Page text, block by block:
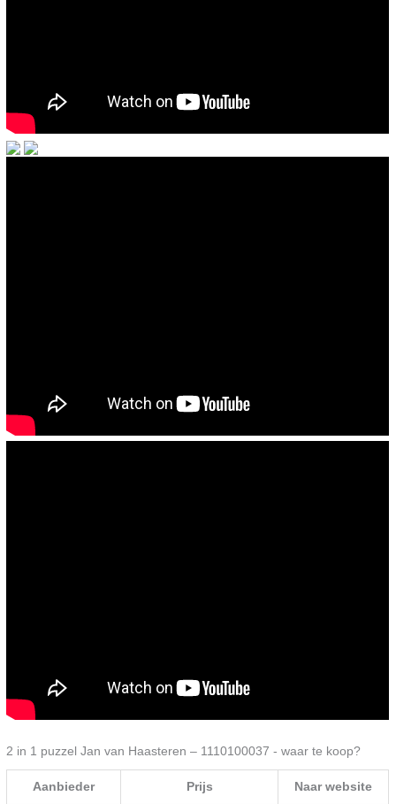
2 in 1 puzzel Jan van Haasteren – 1110100037 - waar te koop?
Aanbieder Prijs Naar website